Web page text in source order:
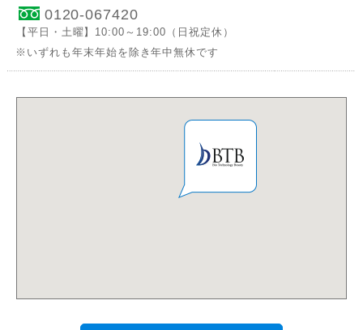
0120-067420
【平日・土曜】10:00～19:00（日祝定休）
※いずれも年末年始を除き年中無休です